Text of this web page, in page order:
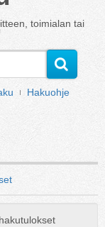
toimialan tai
Hakuohje